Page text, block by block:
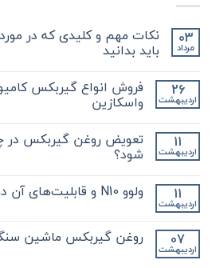
03
مرداد باید بدانید
دیدگاهی
نکات
مهم
کلیدی
در
مورد
بکس
کامیون
باید
نشده 26
اردیبهشت
فروش انواع گیربکس
واسکازین
برای
فروش
انواع
و
آشنایی
واسکازین
ثبت
نشده 11
اردیبهشت
تعویض روغن گیربکس در
شود؟
برای
تعویض
چه
ثبت
نشده 11
اردیبهشت
ولوو N10 و قابلیت‌های آن در حمل‌ونقل
ولوو
N10
نشده 07
اردیبهشت
روغن گیربکس ماشین